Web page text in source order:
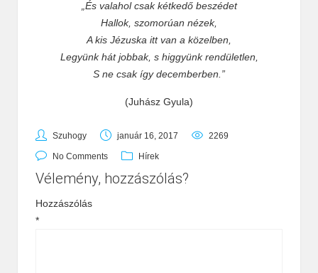
„És valahol csak kétkedő beszédet
Hallok, szomorúan nézek,
A kis Jézuska itt van a közelben,
Legyünk hát jobbak, s higgyünk rendületlen,
S ne csak így decemberben.”
(Juhász Gyula)
Szuhogy január 16, 2017 2269
No Comments Hírek
Vélemény, hozzászólás?
Hozzászólás
*